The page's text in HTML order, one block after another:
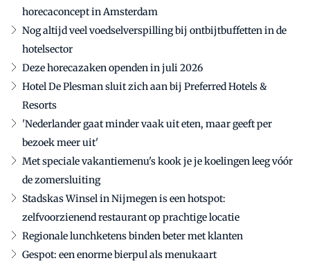
horecaconcept in Amsterdam
Nog altijd veel voedselverspilling bij ontbijtbuffetten in de
hotelsector
Deze horecazaken openden in juli 2026
Hotel De Plesman sluit zich aan bij Preferred Hotels &
Resorts
'Nederlander gaat minder vaak uit eten, maar geeft per
bezoek meer uit'
Met speciale vakantiemenu's kook je je koelingen leeg vóór
de zomersluiting
Stadskas Winsel in Nijmegen is een hotspot:
zelfvoorzienend restaurant op prachtige locatie
Regionale lunchketens binden beter met klanten
Gespot: een enorme bierpul als menukaart